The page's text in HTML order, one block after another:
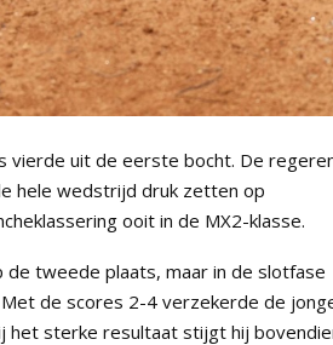
vierde uit de eerste bocht. De
hele wedstrijd druk zetten op
ooit in de MX2-klasse.
de tweede plaats, maar in de slotfase
de scores 2-4 verzekerde de
het sterke resultaat stijgt hij